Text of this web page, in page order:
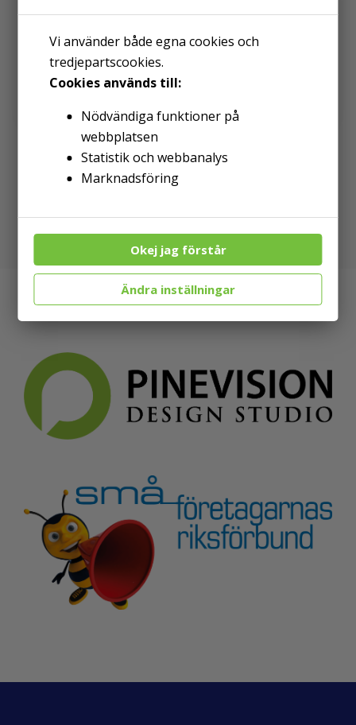
Vi använder både egna cookies och
tredjepartscookies.
Cookies används till:
Nödvändiga funktioner på
webbplatsen
Statistik och webbanalys
Marknadsföring
Okej jag förstår
Ändra inställningar